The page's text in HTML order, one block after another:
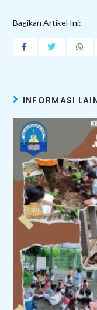
Bagikan Artikel Ini:
INFORMASI